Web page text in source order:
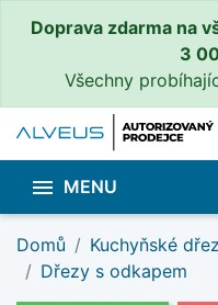
Doprava zdarma na
3
Všechny
 MENU
Domů Kuchyňské
Dřezy s odkapem